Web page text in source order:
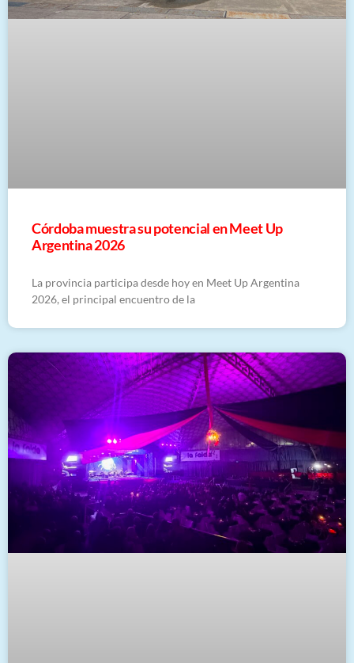
Córdoba muestra su potencial en Meet Up
Argentina 2026
La provincia participa desde hoy en Meet Up Argentina
2026, el principal encuentro de la